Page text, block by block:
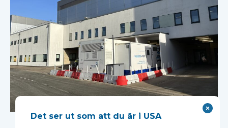
En innovativ
Det ser ut som att du är i USA